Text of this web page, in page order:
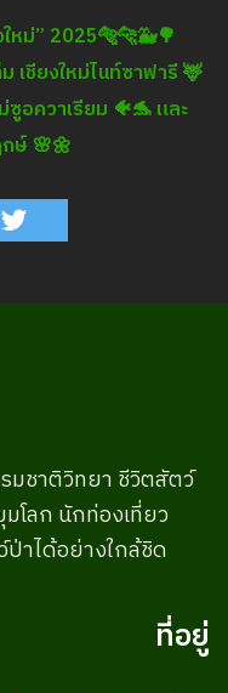
หม่” 2025🐅🐆🐳🌳
เชียงใหม่ไนท์ซาฟารี 🦌
ซูอควาเรียม 🐠🐬 และ
ษ์ 🌸🌼
มชาติวิทยา ชีวิตสัตว์
โลก นักท่องเที่ยว
าได้อย่างใกล้ชิด
ที่อยู่